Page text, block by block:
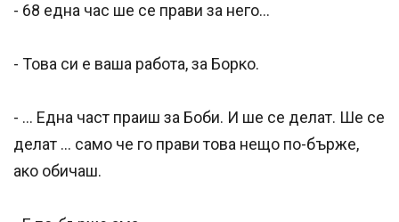
- 68 една час ше се прави за него...
- Това си е ваша работа, за Борко.
- … Една част праиш за Боби. И ше се делат. Ше се
делат … само че го прави това нещо по-бърже,
ако обичаш.